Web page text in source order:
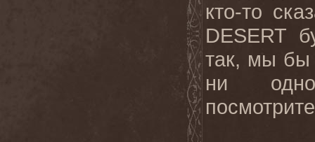
кто-то
DESERT
так, мы бы
ни